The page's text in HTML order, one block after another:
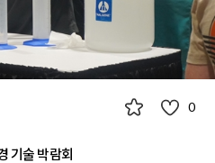
0
기술 박람회